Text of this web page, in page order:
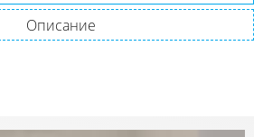
Описание